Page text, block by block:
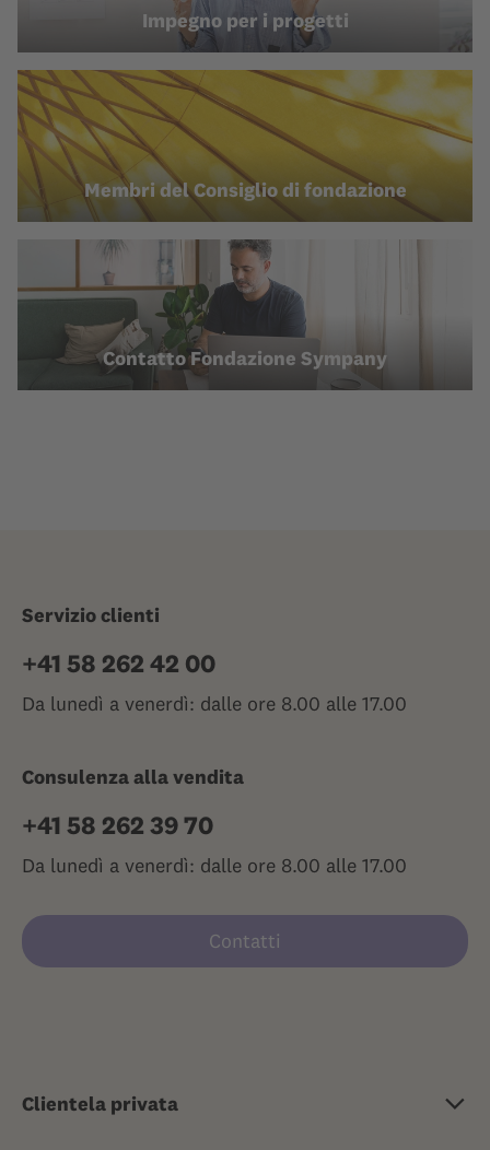
Impegno per i progetti
Membri del Consiglio di fondazione
Contatto Fondazione Sympany
Servizio clienti
+41 58 262 42 00
Da lunedì a venerdì: dalle ore 8.00 alle 17.00
Consulenza alla vendita
+41 58 262 39 70
Da lunedì a venerdì: dalle ore 8.00 alle 17.00
Contatti
Clientela privata